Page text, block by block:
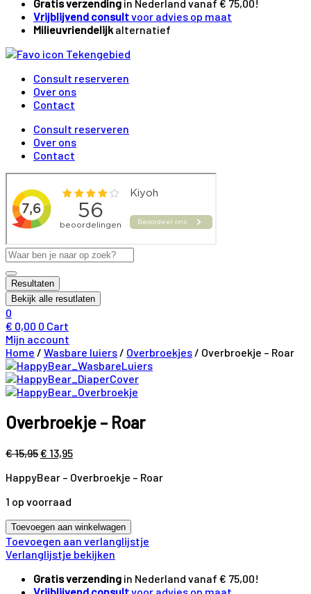
Gratis verzending in Nederland vanaf € 75,00!
Vrijblijvend consultvoor advies op maat
Milieuvriendelijk alternatief
Consult reserveren
Over ons
Contact
Consult reserveren
Over ons
Contact
Search
...
Resultaten
Bekijk alle resutlaten
0
€ 0,00 0 Cart
Mijn account
Home / Wasbare luiers / Overbroekjes / Overbroekje – Roar
Overbroekje – Roar
€15,95Original
was:
€ 13,95Current
is:
HappyBear – Overbroekje – Roar
1 op voorraad
Overbroekje
-
Roar
aantal
Toevoegen aan winkelwagen
Toevoegen aan verlanglijstje
Verlanglijstje bekijken
Gratis verzending in Nederland vanaf € 75,00!